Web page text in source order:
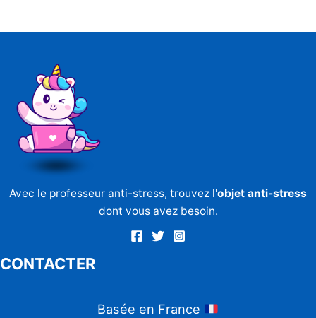
Avec le professeur anti-stress, trouvez l'objet anti-stress
dont vous avez besoin.
CONTACTER
Basée en France